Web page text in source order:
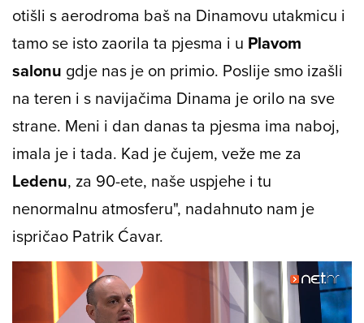
otišli s aerodroma baš na Dinamovu utakmicu i
tamo se isto zaorila ta pjesma i u Plavom
salonu gdje nas je on primio. Poslije smo izašli
na teren i s navijačima Dinama je orilo na sve
strane. Meni i dan danas ta pjesma ima naboj,
imala je i tada. Kad je čujem, veže me za
Ledenu, za 90-ete, naše uspjehe i tu
nenormalnu atmosferu", nadahnuto nam je
ispričao Patrik Ćavar.